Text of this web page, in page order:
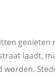
genieten
laadt,
worden.